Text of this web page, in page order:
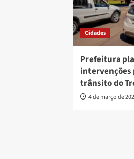
Cidades
Prefeitura
intervenções
trânsito do
4 de março de